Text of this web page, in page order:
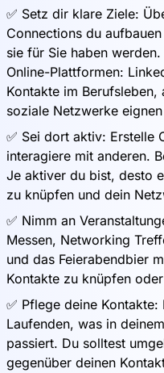
✅ Setz dir klare Ziele:
Connections du
sie für Sie haben
Online-Plattformen:
Kontakte im
soziale Netzwerke
✅ Sei dort aktiv: Erstelle
interagiere mit anderen.
Je aktiver du bist, desto
zu knüpfen und dein
✅ Nimm an
Messen, Networking
und das Feierabendbier
Kontakte zu knüpfen
✅ Pflege deine
Laufenden, was in
passiert. Du solltest
gegenüber deinen